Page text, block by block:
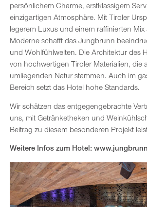
persönlichem Charme, erstklassigem
einzigartigen Atmosphäre. Mit Tiroler
legerem Luxus und einem raffinierten Mix
Moderne schafft das Jungbrunn
und Wohlfühlwelten. Die Architektur des
von hochwertigen Tiroler Materialien, die
umliegenden Natur stammen. Auch im
Bereich setzt das Hotel hohe Standards.
Wir schätzen das entgegengebrachte
uns, mit Getränketheken und
Beitrag zu diesem besonderen Projekt
Weitere Infos zum Hotel: